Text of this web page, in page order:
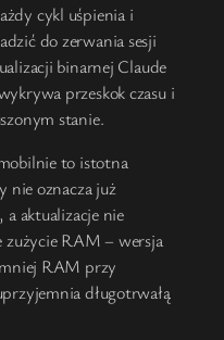
cykl uśpienia i
do zerwania sesji
binarnej Claude
przeskok czasu i
stanie.
to istotna
nie oznacza już
aktualizacje nie
zużycie RAM – wersja
RAM przy
długotrwałą